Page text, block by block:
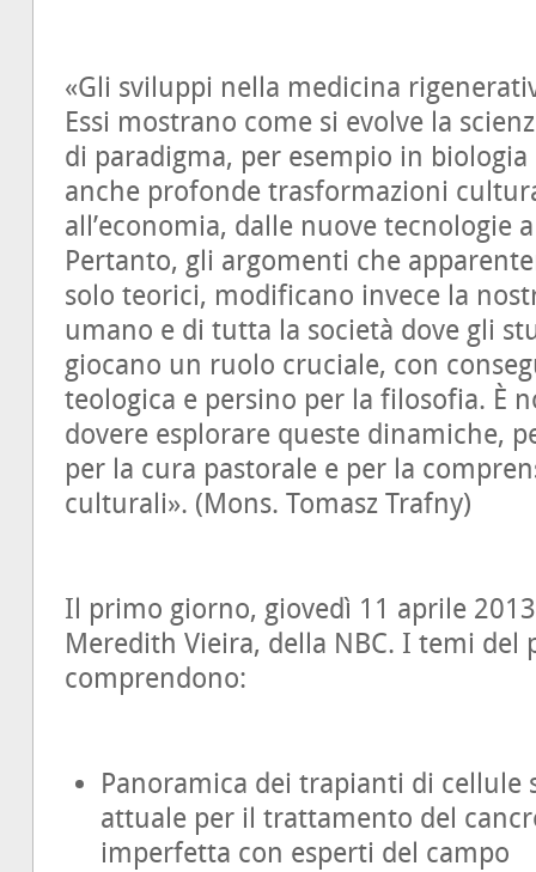
«Gli sviluppi nella medicina
Essi mostrano come si evolve la
di paradigma, per esempio in
anche profonde trasformazioni
all’economia, dalle nuove tecnologie
Pertanto, gli argomenti che
solo teorici, modificano invece la
umano e di tutta la società dove gli
giocano un ruolo cruciale, con
teologica e persino per la filosofia. È
dovere esplorare queste dinamiche,
per la cura pastorale e per la
culturali». (Mons. Tomasz Trafny)
Il primo giorno, giovedì 11 aprile
Meredith Vieira, della NBC. I temi
comprendono:
Panoramica dei trapianti di cellule
attuale per il trattamento del
imperfetta con esperti del campo